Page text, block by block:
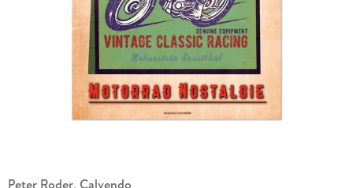
Peter Roder, Calvendo